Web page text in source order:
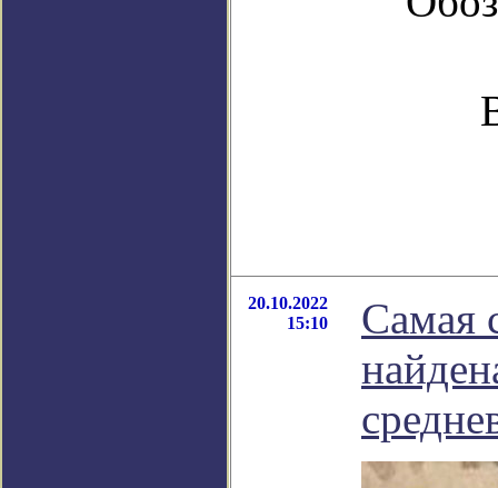
20.10.2022
15:10
Самая